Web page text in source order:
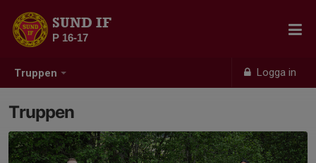
Truppen Logga in
SUND IF
P 16-17
Truppen